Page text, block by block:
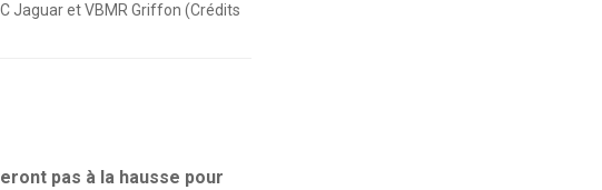
Jaguar et VBMR Griffon (Crédits
pas à la hausse pour